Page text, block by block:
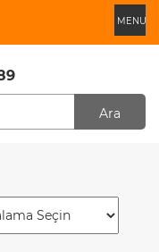
MENU
Ara